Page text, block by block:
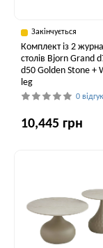
Закінчується
Комплект із 2
столів Bjorn Grand
d50 Golden Stone +
leg
0
10,445 грн